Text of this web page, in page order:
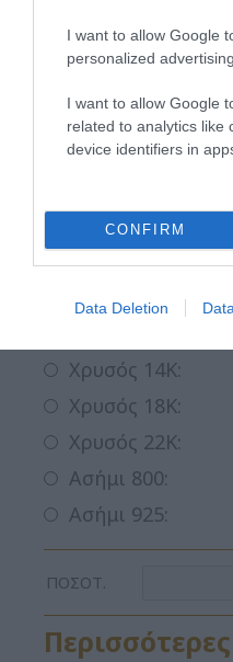
I want to allow Google
personalized advertising.
I want to allow Google
related to analytics like
device identifiers in
CONFIRM
Data Deletion
Αγορά
Αγορά Λίρας:
Χρυσός 14Κ:
Χρυσός 18Κ:
Χρυσός 22Κ:
Ασήμι 800:
Ασήμι 925:
ΠΟΣΟΤ.